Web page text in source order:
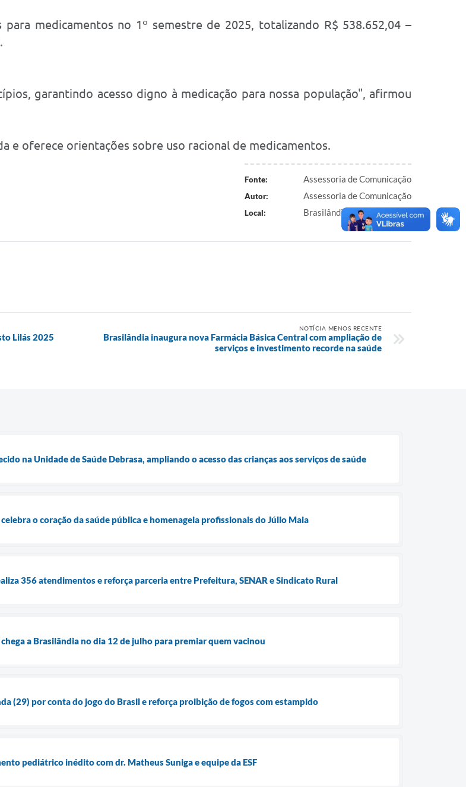
medicamentos no 1º semestre de 2025, totalizando R$ 538.652,04 –
garantindo acesso digno à medicação para nossa população", afirmou
e oferece orientações sobre uso racional de medicamentos.
Fonte: Assessoria de Comunicação
Autor: Assessoria de Comunicação
Local: Brasilândia
Lilás 2025
NOTÍCIA MENOS RECENTE
Brasilândia inaugura nova Farmácia Básica Central com ampliação de
serviços e investimento recorde na saúde
na Unidade de Saúde Debrasa, ampliando o acesso das crianças aos serviços de saúde
o coração da saúde pública e homenageia profissionais do Júlio Maia
356 atendimentos e reforça parceria entre Prefeitura, SENAR e Sindicato Rural
a Brasilândia no dia 12 de julho para premiar quem vacinou
(29) por conta do jogo do Brasil e reforça proibição de fogos com estampido
pediátrico inédito com dr. Matheus Suniga e equipe da ESF